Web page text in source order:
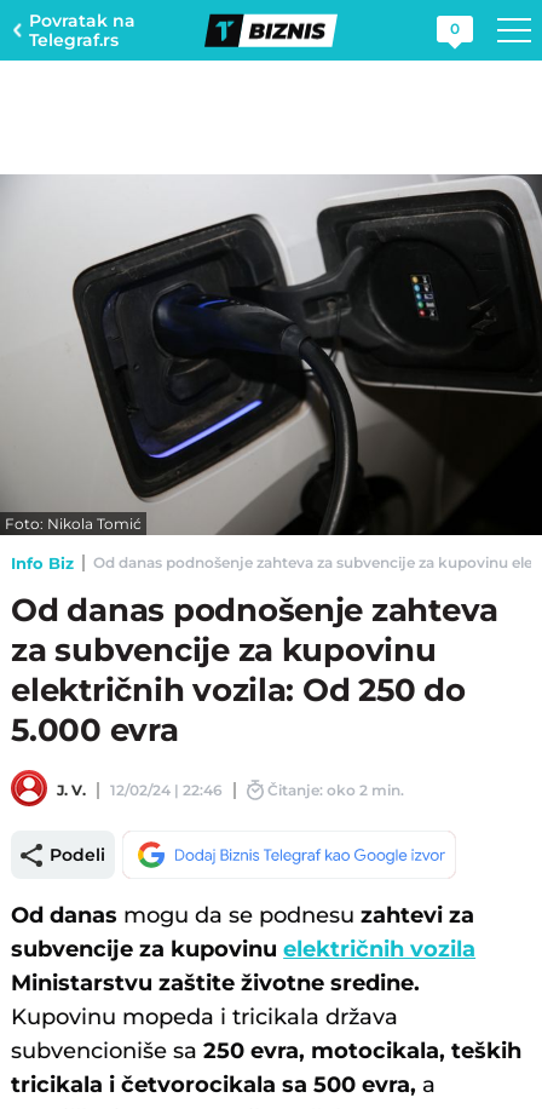
Povratak na
Telegraf.rs
0
Foto: Nikola Tomić
Info Biz Od danas podnošenje zahteva za subvencije za kupovinu
Od danas podnošenje zahteva
za subvencije za kupovinu
električnih vozila: Od 250 do
5.000 evra
J. V. 12/02/24 | 22:46 Čitanje: oko 2 min.
Podeli
Od danas mogu da se podnesuzahtevi za
subvencije za kupovinuelektričnih vozila
Ministarstvu zaštite životne sredine.
Kupovinu mopeda i tricikala država
subvencioniše sa250 evra, motocikala, teških
tricikala i četvorocikala sa 500 evra, a